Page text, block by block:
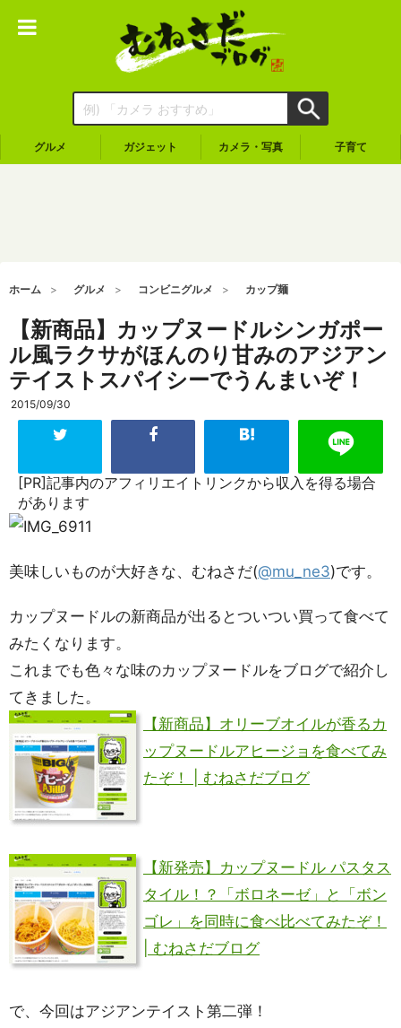
グルメ ガジェット カメラ・写真 子育て
ホーム グルメ コンビニグルメ カップ麺
【新商品】カップヌードルシンガポー
ル風ラクサがほんのり甘みのアジアン
テイストスパイシーでうんまいぞ！
2015/09/30
[PR]記事内のアフィリエイトリンクから収入を得る場合
があります
美味しいものが大好きな、むねさだ(@mu_ne3)です。
カップヌードルの新商品が出るとついつい買って食べて
みたくなります。
これまでも色々な味のカップヌードルをブログで紹介し
てきました。
【新商品】オリーブオイルが香るカ
ップヌードルアヒージョを食べてみ
たぞ！ | むねさだブログ
【新発売】カップヌードル パスタス
タイル！？「ボロネーゼ」と「ボン
ゴレ」を同時に食べ比べてみたぞ！
| むねさだブログ
で、今回はアジアンテイスト第二弾！